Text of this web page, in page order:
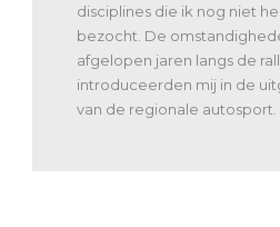
disciplines die ik nog niet
bezocht. De
afgelopen jaren langs de
introduceerden mij in de
van de regionale autosport.